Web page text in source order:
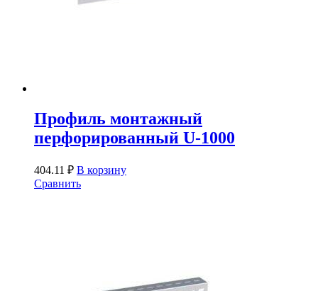
Профиль монтажный
перфорированный U-1000
404.11 ₽ В корзину
Сравнить